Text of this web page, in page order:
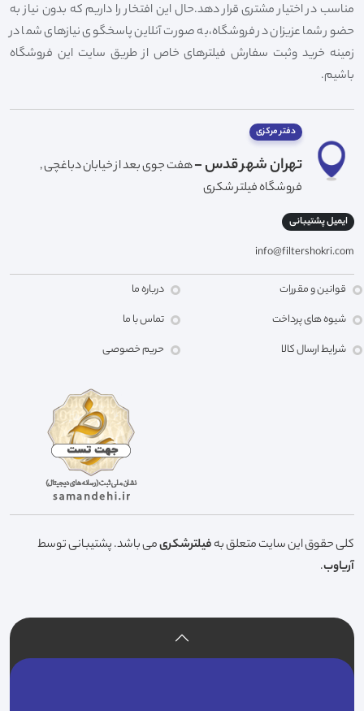
مناسب در اختیار مشتری قرار دهد.حال این افتخار را داریم که بدون نیاز به
حضور شما عزیزان در فروشگاه،به صورت آنلاین پاسخگوی نیازهای شما در
زمینه خرید وثبت سفارش فیلترهای خاص از طریق سایت این فروشگاه
باشیم.
دفتر مرکزی
تهران شهر قدس -هفت جوی بعد از خیابان دباغچی ,
فروشگاه فیلتر شکری
ایمیل پشتیبانی
info@filtershokri.com
قوانین و مقررات
شیوه های پرداخت
شرایط ارسال کالا
درباره ما
تماس با ما
حریم خصوصی
کلی حقوق این سایت متعلق بهفیلترشکریمی باشد. پشتیبانی توسط
آریاوب.